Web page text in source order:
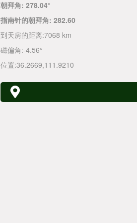
朝拜角: 278.04°
指南针的朝拜角: 282.60
到天房的距离:7068 km
磁偏角:-4.56°
位置:36.2669,111.9210